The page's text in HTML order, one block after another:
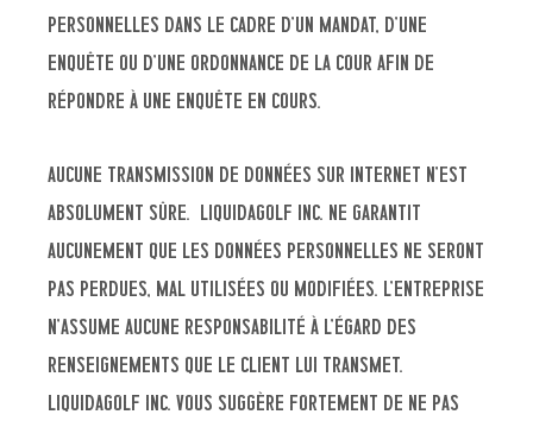
personnelles dans le cadre d’un mandat, d’une
enquête ou d’une ordonnance de la cour afin de
répondre à une enquête en cours.
Aucune transmission de données sur internet n’est
absolument sûre. Liquidagolf inc. ne garantit
aucunement que les données personnelles ne seront
pas perdues, mal utilisées ou modifiées. L’entreprise
n’assume aucune responsabilité à l’égard des
renseignements que le client lui transmet.
Liquidagolf inc. vous suggère fortement de ne pas